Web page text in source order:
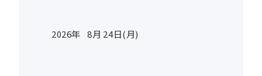
2026年 8月 24日(月)